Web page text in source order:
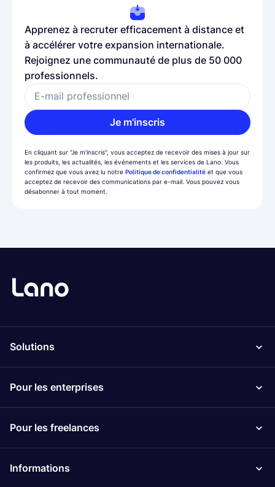
Apprenez à recruter efficacement à distance et
à accélérer votre expansion internationale.
Rejoignez une communauté de plus de 50 000
professionnels.
E-mail professionnel
Je m'inscris
En cliquant sur "Je m'inscris", vous acceptez de recevoir des mises à jour sur
les produits, les actualités, les événements et les services de Lano. Vous
confirmez que vous avez lu notre Politique de confidentialité et que vous
acceptez de recevoir des communications par e-mail. Vous pouvez vous
désabonner à tout moment.
Solutions
Pour les enterprises
Pour les freelances
Informations